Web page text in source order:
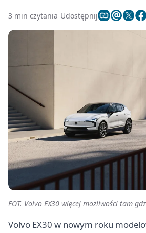
3 min czytania Udostępnij
FOT. Volvo EX30 więcej możliwości tam
Volvo EX30 w nowym roku